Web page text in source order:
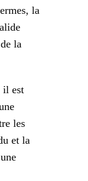
la
la
il est
les
et la